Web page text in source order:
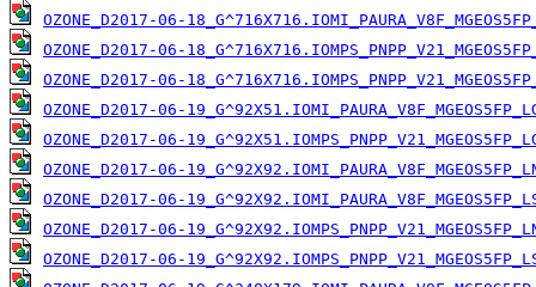
OZONE_D2017-06-
OZONE_D2017-06-
OZONE_D2017-06-
OZONE_D2017-06-
OZONE_D2017-06-
OZONE_D2017-06-
OZONE_D2017-06-
OZONE_D2017-06-
OZONE_D2017-06-